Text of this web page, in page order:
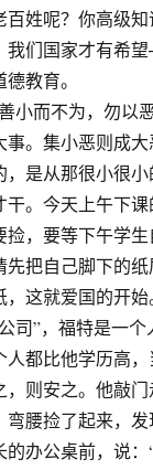
姓呢？你高级
们国家才有希
教育。
小而不为，勿以
。集小恶则成
是从那很小很
。今天上午下
捡，要等下午学
先把自己脚下的
这就爱国的开
司”，福特是一
都比他学历高
则安之。他敲
弯腰捡了起来，
办公桌前，说：